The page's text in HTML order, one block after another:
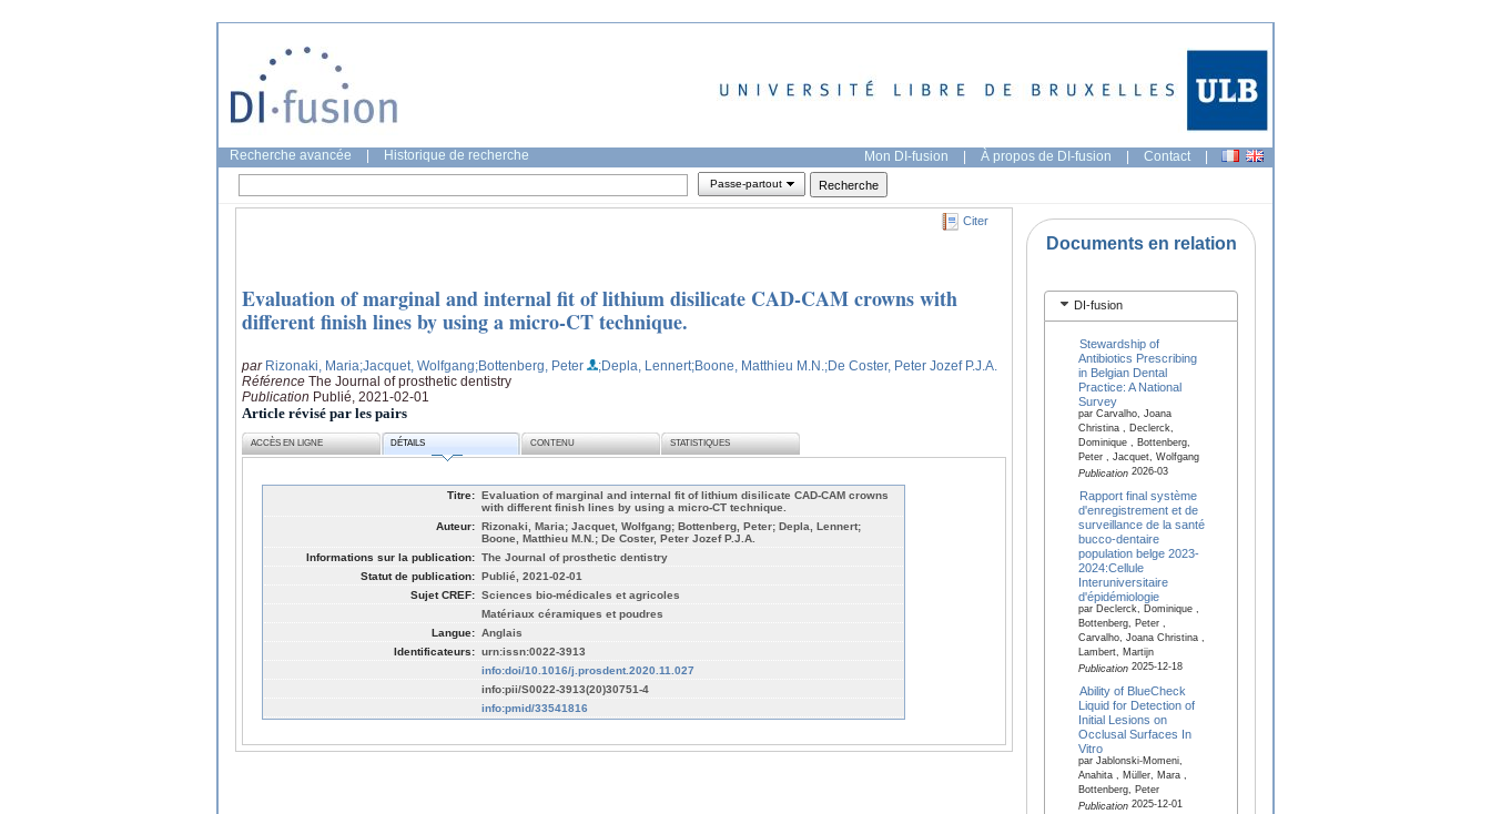
Recherche avancée Historique de recherche Mon DI-fusion | À propos de DI-fusion | Contact |
Passe-partout
Citer
Evaluation of marginal and internal fit of lithium disilicate CAD-CAM crowns with
different finish lines by using a micro-CT technique.
par Rizonaki, Maria;Jacquet, Wolfgang;Bottenberg, Peter ;Depla, Lennert;Boone, Matthieu M.N. ;De Coster, Peter Jozef P.J.A.
Référence The Journal of prosthetic dentistry
Publication Publié, 2021-02-01
Article révisé par les pairs
ACCÈS EN LIGNE DÉTAILS CONTENU STATISTIQUES
Titre: Evaluation of marginal and internal fit of lithium disilicate CAD-CAM crowns
with different finish lines by using a micro-CT technique.
Auteur: Rizonaki, Maria; Jacquet, Wolfgang; Bottenberg, Peter; Depla, Lennert;
Boone, Matthieu M.N.; De Coster, Peter Jozef P.J.A.
Informations sur la publication: The Journal of prosthetic dentistry
Statut de publication: Publié, 2021-02-01
Sujet CREF: Sciences bio-médicales et agricoles
Matériaux céramiques et poudres
Langue: Anglais
Identificateurs: urn:issn:0022-3913
info:doi/10.1016/j.prosdent.2020.11.027
info:pii/S0022-3913(20)30751-4
info:pmid/33541816
Documents en relation
DI-fusion
Stewardship of
Antibiotics Prescribing
in Belgian Dental
Practice: A National
Survey
par Carvalho, Joana
Christina , Declerck,
Dominique , Bottenberg,
Peter , Jacquet, Wolfgang
Publication2026-03
Rapport final système
d'enregistrement et de
surveillance de la santé
bucco-dentaire
population belge 2023-
2024:Cellule
Interuniversitaire
d'épidémiologie
par Declerck, Dominique ,
Bottenberg, Peter ,
Carvalho, Joana Christina ,
Lambert, Martijn
Publication2025-12-18
Ability of BlueCheck
Liquid for Detection of
Initial Lesions on
Occlusal Surfaces In
Vitro
par Jablonski-Momeni,
Anahita , Müller, Mara ,
Bottenberg, Peter
Publication2025-12-01